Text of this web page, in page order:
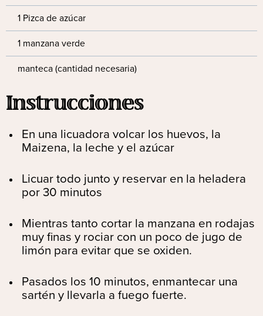
1 Pizca de azúcar
1 manzana verde
manteca (cantidad necesaria)
Instrucciones
En una licuadora volcar los huevos, la
Maizena, la leche y el azúcar
Licuar todo junto y reservar en la heladera
por 30 minutos
Mientras tanto cortar la manzana en rodajas
muy finas y rociar con un poco de jugo de
limón para evitar que se oxiden.
Pasados los 10 minutos, enmantecar una
sartén y llevarla a fuego fuerte.